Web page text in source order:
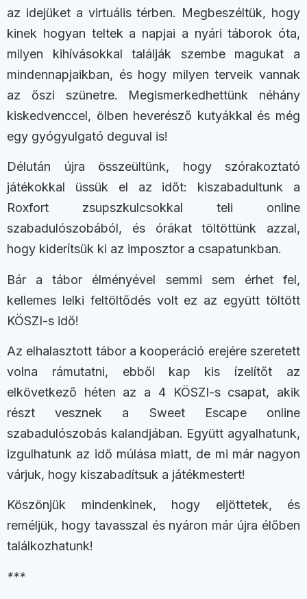
az idejüket a virtuális térben. Megbeszéltük, hogy
kinek hogyan teltek a napjai a nyári táborok óta,
milyen kihívásokkal találják szembe magukat a
mindennapjaikban, és hogy milyen terveik vannak
az őszi szünetre. Megismerkedhettünk néhány
kiskedvenccel, ölben heverésző kutyákkal és még
egy gyógyulgató deguval is!
Délután újra összeültünk, hogy szórakoztató
játékokkal üssük el az időt: kiszabadultunk a
Roxfort zsupszkulcsokkal teli online
szabadulószobából, és órákat töltöttünk azzal,
hogy kiderítsük ki az imposztor a csapatunkban.
Bár a tábor élményével semmi sem érhet fel,
kellemes lelki feltöltődés volt ez az együtt töltött
KÖSZI-s idő!
Az elhalasztott tábor a kooperáció erejére szeretett
volna rámutatni, ebből kap kis ízelítőt az
elkövetkező héten az a 4 KÖSZI-s csapat, akik
részt vesznek a Sweet Escape online
szabadulószobás kalandjában. Együtt agyalhatunk,
izgulhatunk az idő múlása miatt, de mi már nagyon
várjuk, hogy kiszabadítsuk a játékmestert!
Köszönjük mindenkinek, hogy eljöttetek, és
reméljük, hogy tavasszal és nyáron már újra élőben
találkozhatunk!
***